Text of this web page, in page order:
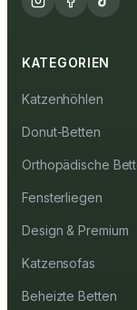
KATEGORIEN
Katzenhöhlen
Donut-Betten
Orthopädische
Fensterliegen
Design & Premium
Katzensofas
Beheizte Betten